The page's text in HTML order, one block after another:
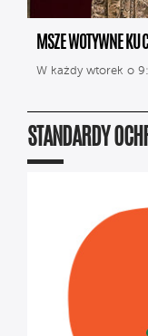
MSZE WOTYWNE KU
W każdy wtorek o
STANDARDY